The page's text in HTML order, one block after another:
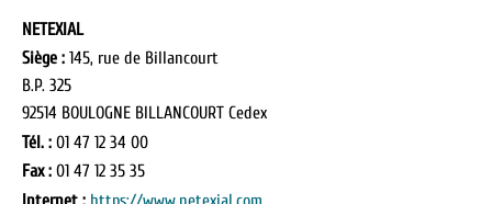
NETEXIAL
Siège : 145, rue de Billancourt
B.P. 325
92514 BOULOGNE BILLANCOURT Cedex
Tél. : 01 47 12 34 00
Fax : 01 47 12 35 35